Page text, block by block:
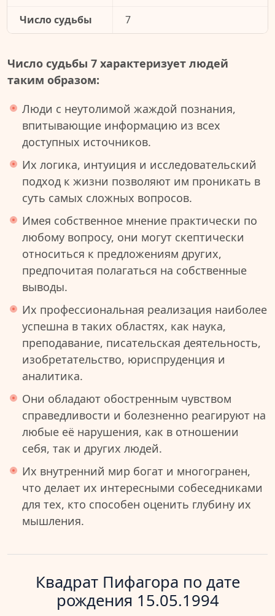
Число судьбы
7
Число судьбы 7 характеризует людей
таким образом:
Люди с неутолимой жаждой познания,
впитывающие информацию из всех
доступных источников.
Их логика, интуиция и исследовательский
подход к жизни позволяют им проникать в
суть самых сложных вопросов.
Имея собственное мнение практически по
любому вопросу, они могут скептически
относиться к предложениям других,
предпочитая полагаться на собственные
выводы.
Их профессиональная реализация наиболее
успешна в таких областях, как наука,
преподавание, писательская деятельность,
изобретательство, юриспруденция и
аналитика.
Они обладают обостренным чувством
справедливости и болезненно реагируют на
любые её нарушения, как в отношении
себя, так и других людей.
Их внутренний мир богат и многогранен,
что делает их интересными собеседниками
для тех, кто способен оценить глубину их
мышления.
Квадрат Пифагора по дате
рождения 15.05.1994